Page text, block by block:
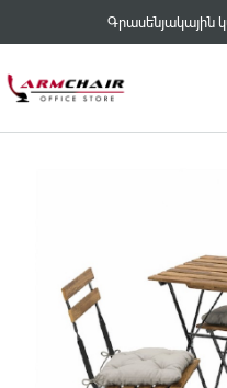
Գրասենյակային